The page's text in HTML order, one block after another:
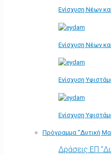
Ενίσχυση Νέων
Ενίσχυση Νέων
Ενίσχυση
Ενίσχυση
Πρόγραμμα “Δυτική
Δράσεις ΕΠ